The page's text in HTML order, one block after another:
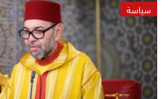
سياسة